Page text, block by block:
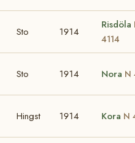
Sto 1914
Risdöla
4114
Sto 1914 Nora N
Hingst 1914 Kora N